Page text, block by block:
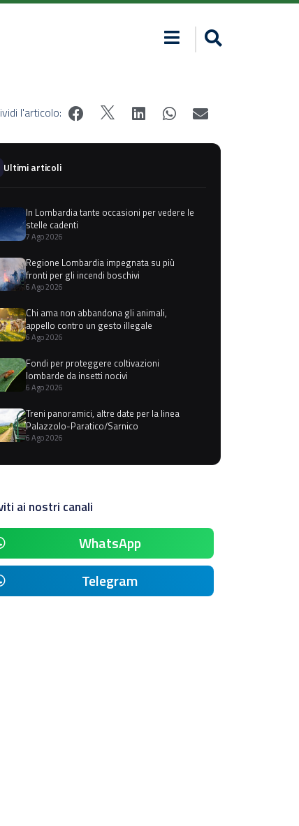
l'articolo:
Ultimi articoli
In Lombardia tante occasioni per vedere le
stelle cadenti
7 Ago 2026
Regione Lombardia impegnata su più
fronti per gli incendi boschivi
6 Ago 2026
Chi ama non abbandona gli animali,
appello contro un gesto illegale
6 Ago 2026
Fondi per proteggere coltivazioni
lombarde da insetti nocivi
6 Ago 2026
Treni panoramici, altre date per la linea
Palazzolo-Paratico/Sarnico
6 Ago 2026
ai nostri canali
WhatsApp
Telegram